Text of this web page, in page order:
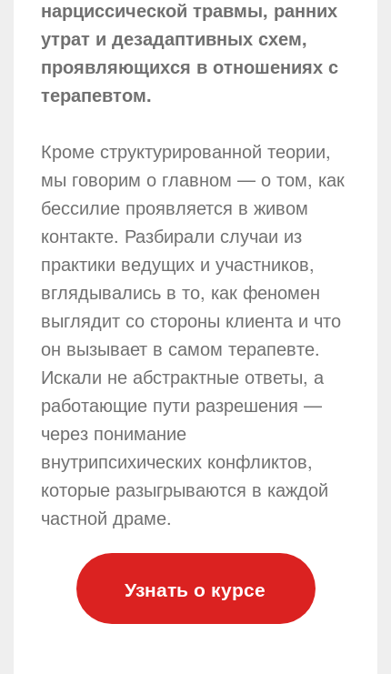
нарциссической травмы, ранних
утрат и дезадаптивных схем,
проявляющихся в отношениях с
терапевтом.
Кроме структурированной теории,
мы говорим о главном — о том, как
бессилие проявляется в живом
контакте. Разбирали случаи из
практики ведущих и участников,
вглядывались в то, как феномен
выглядит со стороны клиента и что
он вызывает в самом терапевте.
Искали не абстрактные ответы, а
работающие пути разрешения —
через понимание
внутрипсихических конфликтов,
которые разыгрываются в каждой
частной драме.
Узнать о курсе